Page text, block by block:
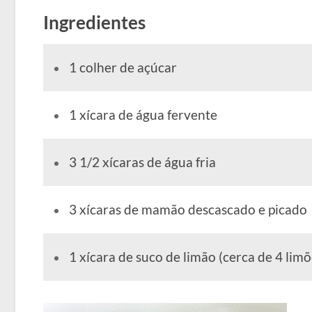
Ingredientes
1 colher de açúcar
1 xícara de água fervente
3 1/2 xícaras de água fria
3 xícaras de mamão descascado e picado
1 xícara de suco de limão (cerca de 4